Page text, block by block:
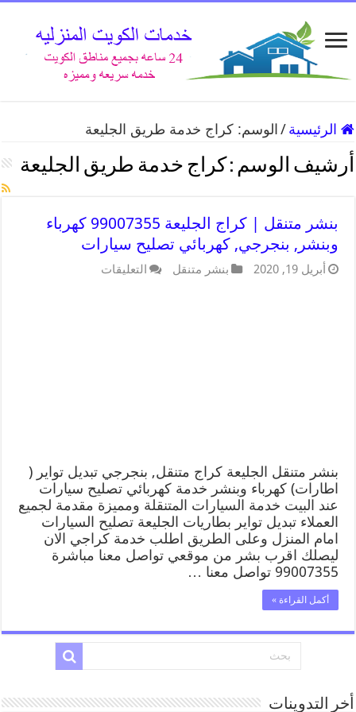
الرئيسية / الوسم:كراج خدمة طريق الجليعة
أرشيف الوسم : كراج خدمة طريق الجليعة
بنشر متنقل | كراج الجليعة 99007355 كهرباء
وبنشر, بنجرجي, كهربائي تصليح سيارات
أبريل 19, 2020 بنشر متنقل التعليقات
بنشر متنقل الجليعة كراج متنقل, بنجرجي تبديل تواير (
اطارات) كهرباء وبنشر خدمة كهربائي تصليح سيارات
عند البيت خدمة السيارات المتنقلة ومميزة مقدمة لجميع
العملاء تبديل تواير بطاريات الجليعة تصليح السيارات
امام المنزل وعلى الطريق اطلب خدمة كراجي الان
ليصلك اقرب بشر من موقعي تواصل معنا مباشرة
99007355 تواصل معنا …
أكمل القراءة »
أخر التدوينات